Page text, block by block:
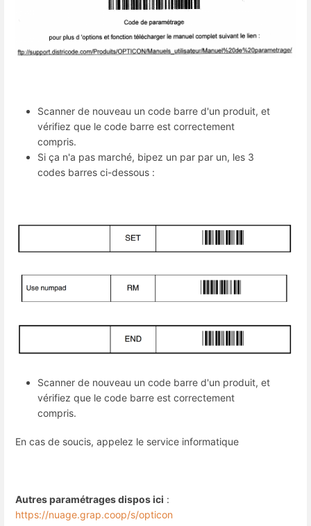
Scanner de nouveau un code barre d'un produit, et
vérifiez que le code barre est correctement
compris.
Si ça n'a pas marché, bipez un par par un, les 3
codes barres ci-dessous :
Scanner de nouveau un code barre d'un produit, et
vérifiez que le code barre est correctement
compris.
En cas de soucis, appelez le service informatique
Autres paramétrages dispos ici :
https://nuage.grap.coop/s/opticon